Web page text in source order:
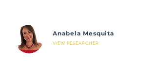
Anabela Mesquita
VIEW RESEARCHER